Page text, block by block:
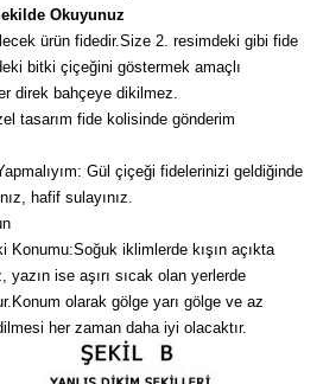
Okuyunuz
ürün fidedir.Size 2. resimdeki gibi fide
bitki çiçeğini göstermek amaçlı
direk bahçeye dikilmez.
tasarım fide kolisinde gönderim
Gül çiçeği fidelerinizi geldiğinde
hafif sulayınız.
Konumu:Soğuk iklimlerde kışın açıkta
ise aşırı sıcak olan yerlerde
olarak gölge yarı gölge ve az
her zaman daha iyi olacaktır.